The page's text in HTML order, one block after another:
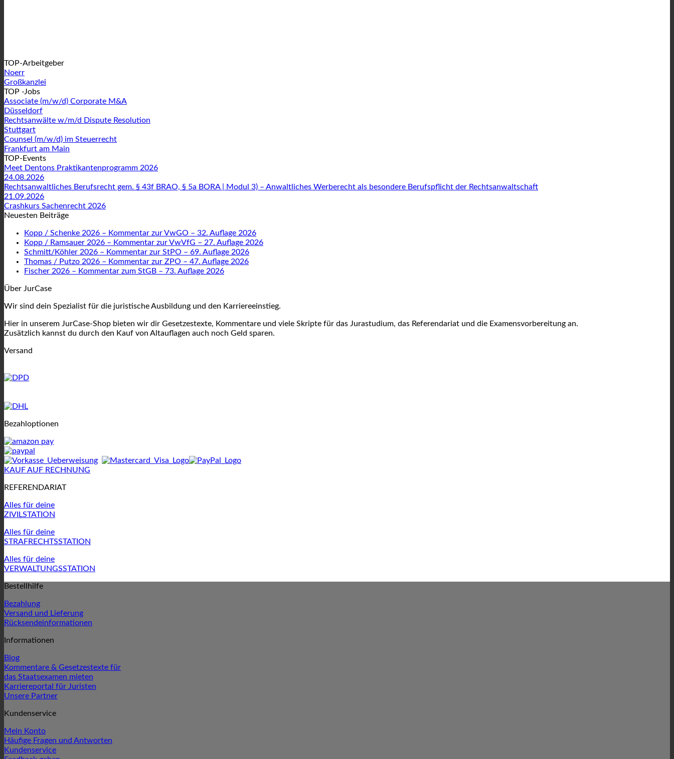
TOP-Arbeitgeber
Noerr
Großkanzlei
TOP -Jobs
Associate (m/w/d) Corporate M&A
Düsseldorf
Rechtsanwälte w/m/d Dispute Resolution
Stuttgart
Counsel (m/w/d) im Steuerrecht
Frankfurt am Main
TOP-Events
Meet Dentons Praktikantenprogramm 2026
24.08.2026
Rechtsanwaltliches Berufsrecht gem. § 43f BRAO, § 5a BORA | Modul 3) – Anwaltliches Werberecht als besondere Berufspflicht der Rechtsanwaltschaft
21.09.2026
Crashkurs Sachenrecht 2026
Neuesten Beiträge
Kopp / Schenke 2026 – Kommentar zur VwGO – 32. Auflage 2026
Kopp / Ramsauer 2026 – Kommentar zur VwVfG – 27. Auflage 2026
Schmitt/Köhler 2026 – Kommentar zur StPO – 69. Auflage 2026
Thomas / Putzo 2026 – Kommentar zur ZPO – 47. Auflage 2026
Fischer 2026 – Kommentar zum StGB – 73. Auflage 2026
Über JurCase
Wir sind dein Spezialist für die juristische Ausbildung und den Karriereeinstieg.
Hier in unserem JurCase-Shop bieten wir dir Gesetzestexte, Kommentare und viele Skripte für das Jurastudium, das Referendariat und die Examensvorbereitung an.
Zusätzlich kannst du durch den Kauf von Altauflagen auch noch Geld sparen.
Versand
Bezahloptionen
KAUF AUF RECHNUNG
REFERENDARIAT
Alles für deine
ZIVILSTATION
Alles für deine
STRAFRECHTSSTATION
Alles für deine
VERWALTUNGSSTATION
Bestellhilfe
Bezahlung
Versand und Lieferung
Rücksendeinformationen
Informationen
Blog
Kommentare & Gesetzestexte für
das Staatsexamen mieten
Karriereportal für Juristen
Unsere Partner
Kundenservice
Mein Konto
Häufige Fragen und Antworten
Kundenservice